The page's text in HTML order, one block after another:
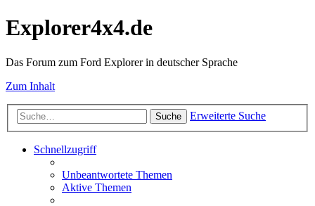
Explorer4x4.de
Das Forum zum Ford Explorer in deutscher Sprache
Zum Inhalt
Suche Erweiterte Suche
Schnellzugriff
Unbeantwortete Themen
Aktive Themen